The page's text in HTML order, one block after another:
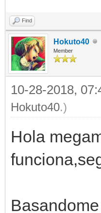
Find
Hokuto40
Member
10-28-2018,
Hokuto40.)
Hola